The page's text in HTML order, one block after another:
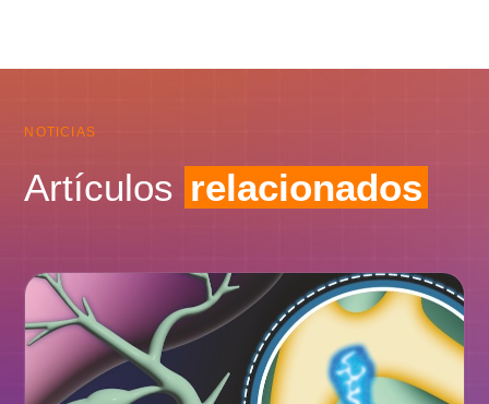
NOTICIAS
Artículos relacionados